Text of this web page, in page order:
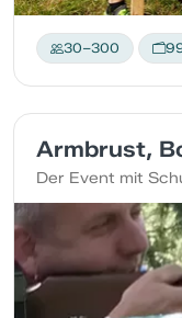
30–300
Der Event mit